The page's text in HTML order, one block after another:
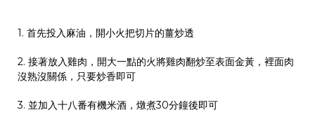
1. 首先投入麻油，開小火把切片的薑炒透
2. 接著放入雞肉，開大一點的火將雞肉翻炒至表面金黃，裡面肉
沒熟沒關係，只要炒香即可
3. 並加入十八番有機米酒，燉煮30分鐘後即可